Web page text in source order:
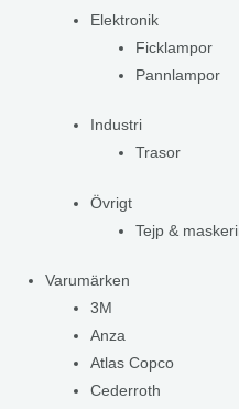
Elektronik
Ficklampor
Pannlampor
Industri
Trasor
Övrigt
Tejp &
Varumärken
3M
Anza
Atlas Copco
Cederroth